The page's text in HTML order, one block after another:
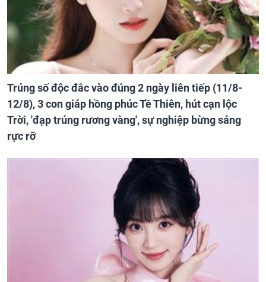
Trúng số độc đắc vào đúng 2 ngày liên tiếp (11/8-
12/8), 3 con giáp hồng phúc Tề Thiên, hút cạn lộc
Trời, 'đạp trúng rương vàng', sự nghiệp bừng sáng
rực rỡ